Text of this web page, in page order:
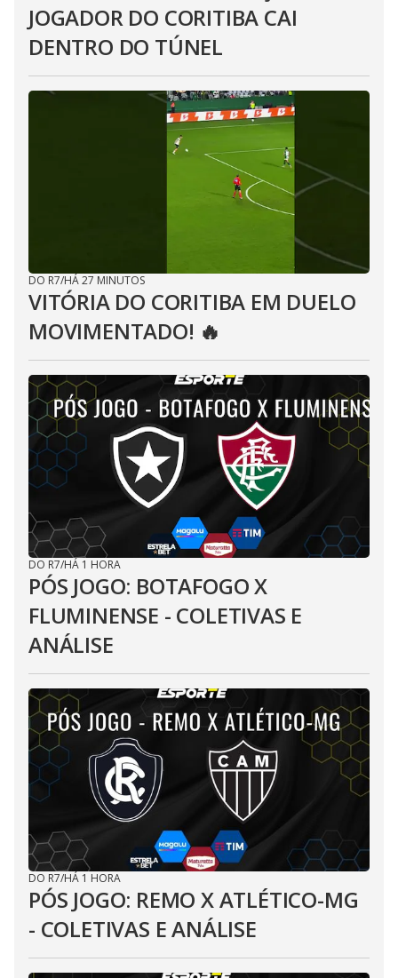
JOGADOR DO CORITIBA CAI
DENTRO DO TÚNEL
DO R7/HÁ 27 MINUTOS
VITÓRIA DO CORITIBA EM DUELO
MOVIMENTADO! 🔥
DO R7/HÁ 1 HORA
PÓS JOGO: BOTAFOGO X
FLUMINENSE - COLETIVAS E
ANÁLISE
DO R7/HÁ 1 HORA
PÓS JOGO: REMO X ATLÉTICO-MG
- COLETIVAS E ANÁLISE